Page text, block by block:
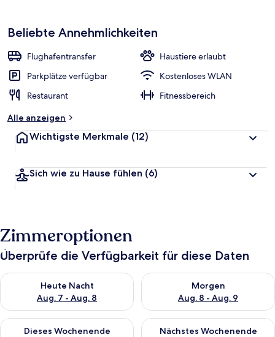
Beliebte Annehmlichkeiten
Flughafentransfer
Haustiere erlaubt
Parkplätze verfügbar
Kostenloses WLAN
Restaurant
Fitnessbereich
Alle anzeigen
Wichtigste Merkmale (12)
Sich wie zu Hause fühlen (6)
Zimmeroptionen
Überprüfe die Verfügbarkeit für diese Daten
Heute Nacht
Aug. 7 - Aug. 8
Überprüfe die Verfügbarkeit für heute Nacht, Aug. 7 - Aug. 8.
Morgen
Aug. 8 - Aug. 9
Überprüfe die Verfügbarkeit
Dieses Wochenende
Überprüfe die Verfügbarkeit für dieses Wochenende, Aug. 7
Nächstes Wochenende
Überprüfe die Verfügbarkeit